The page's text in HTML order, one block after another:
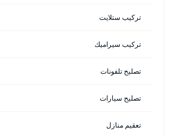
تركيب ستلايت
تركيب سيراميك
تصليح تلفونات
تصليح سيارات
تعقيم منازل